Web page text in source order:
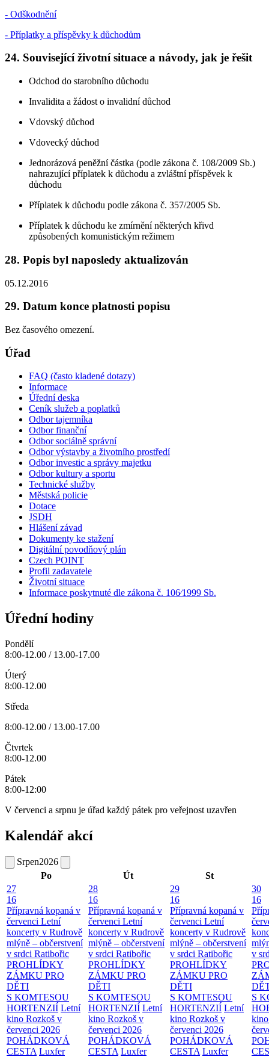
- Odškodnění
- Příplatky a příspěvky k důchodům
24. Související životní situace a návody, jak je řešit
Odchod do starobního důchodu
Invalidita a žádost o invalidní důchod
Vdovský důchod
Vdovecký důchod
Jednorázová peněžní částka (podle zákona č. 108/2009 Sb.)
nahrazující příplatek k důchodu a zvláštní příspěvek k
důchodu
Příplatek k důchodu podle zákona č. 357/2005 Sb.
Příplatek k důchodu ke zmírnění některých křivd
způsobených komunistickým režimem
28. Popis byl naposledy aktualizován
05.12.2016
29. Datum konce platnosti popisu
Bez časového omezení.
Úřad
FAQ (často kladené dotazy)
Informace
Úřední deska
Ceník služeb a poplatků
Odbor tajemníka
Odbor finanční
Odbor sociálně správní
Odbor výstavby a životního prostředí
Odbor investic a správy majetku
Odbor kultury a sportu
Technické služby
Městská policie
Dotace
JSDH
Hlášení závad
Dokumenty ke stažení
Digitální povodňový plán
Czech POINT
Profil zadavatele
Životní situace
Informace poskytnuté dle zákona č. 106⁄1999 Sb.
Úřední hodiny
Pondělí
8:00-12.00 / 13.00-17.00
Úterý
8:00-12.00
Středa
8:00-12.00 / 13.00-17.00
Čtvrtek
8:00-12.00
Pátek
8:00-12:00
V červenci a srpnu je úřad každý pátek pro veřejnost uzavřen
Kalendář akcí
Srpen2026
Po
Út
St
27
16
Přípravná kopaná v
červenci Letní
koncerty v Rudrově
mlýně – občerstvení
v srdci Ratibořic
PROHLÍDKY
ZÁMKU PRO
DĚTI
S KOMTESOU
HORTENZIÍ Letní
kino Rozkoš v
červenci 2026
POHÁDKOVÁ
CESTA Luxfer
28
16
Přípravná kopaná v
červenci Letní
koncerty v Rudrově
mlýně – občerstvení
v srdci Ratibořic
PROHLÍDKY
ZÁMKU PRO
DĚTI
S KOMTESOU
HORTENZIÍ Letní
kino Rozkoš v
červenci 2026
POHÁDKOVÁ
CESTA Luxfer
29
16
Přípravná kopaná v
červenci Letní
koncerty v Rudrově
mlýně – občerstvení
v srdci Ratibořic
PROHLÍDKY
ZÁMKU PRO
DĚTI
S KOMTESOU
HORTENZIÍ Letní
kino Rozkoš v
červenci 2026
POHÁDKOVÁ
CESTA Luxfer
30
16
v
S